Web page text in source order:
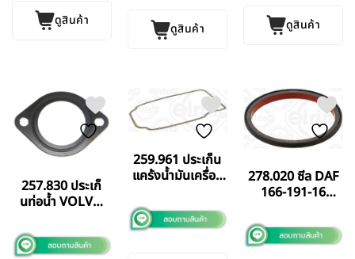
ดูสินค้า
ดูสินค้า ดูสินค้า
257.830 ประเก็
นท่อน้ำ VOLVO
GERMANY แท้
259.961 ประเก็น
แคร้งนํ้ามันเครื่อง
P SERIES
ELRING
278.020 ซีล DAF
166-191-16
GERMANY แท้